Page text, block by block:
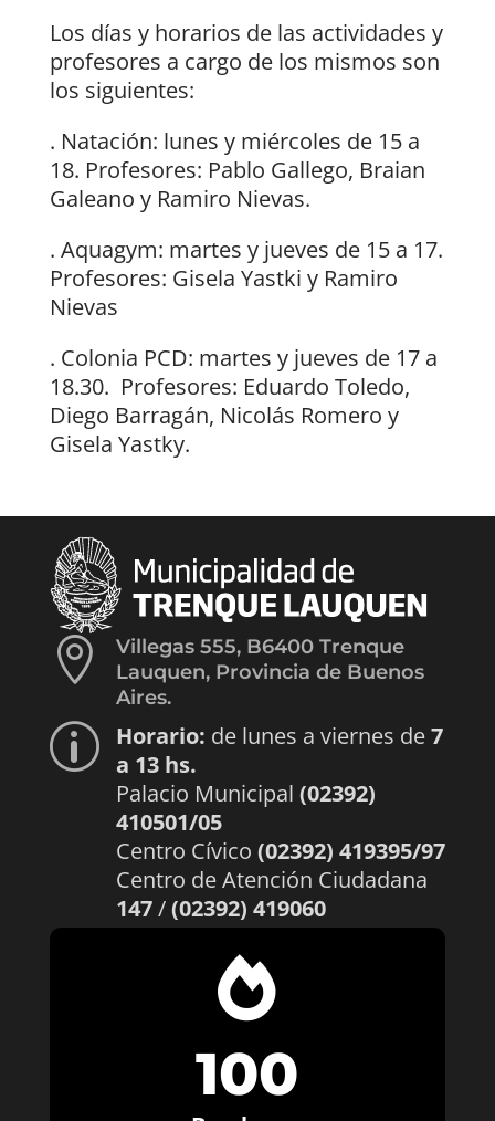
Los días y horarios de las actividades y
profesores a cargo de los mismos son
los siguientes:
. Natación: lunes y miércoles de 15 a
18. Profesores: Pablo Gallego, Braian
Galeano y Ramiro Nievas.
. ⁠Aquagym: martes y jueves de 15 a 17.
Profesores: Gisela Yastki y Ramiro
Nievas
. ⁠Colonia PCD: martes y jueves de 17 a
18.30. Profesores: Eduardo Toledo,
Diego Barragán, Nicolás Romero y
Gisela Yastky.

Villegas 555, B6400 Trenque
Lauquen, Provincia de Buenos
Aires.
p Horario: de lunes a viernes de7
a 13 hs.
Palacio Municipal (02392)
410501/05
Centro Cívico (02392) 419395/97
Centro de Atención Ciudadana
147/(02392) 419060

100